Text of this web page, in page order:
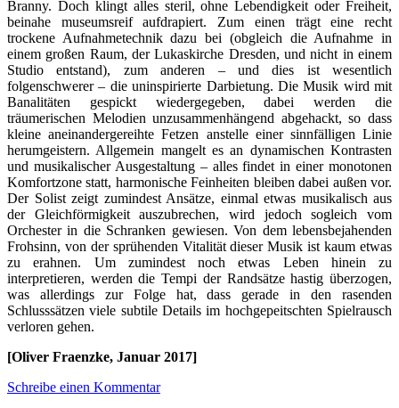
Branny. Doch klingt alles steril, ohne Lebendigkeit oder Freiheit,
beinahe museumsreif aufdrapiert. Zum einen trägt eine recht
trockene Aufnahmetechnik dazu bei (obgleich die Aufnahme in
einem großen Raum, der Lukaskirche Dresden, und nicht in einem
Studio entstand), zum anderen – und dies ist wesentlich
folgenschwerer – die uninspirierte Darbietung. Die Musik wird mit
Banalitäten gespickt wiedergegeben, dabei werden die
träumerischen Melodien unzusammenhängend abgehackt, so dass
kleine aneinandergereihte Fetzen anstelle einer sinnfälligen Linie
herumgeistern. Allgemein mangelt es an dynamischen Kontrasten
und musikalischer Ausgestaltung – alles findet in einer monotonen
Komfortzone statt, harmonische Feinheiten bleiben dabei außen vor.
Der Solist zeigt zumindest Ansätze, einmal etwas musikalisch aus
der Gleichförmigkeit auszubrechen, wird jedoch sogleich vom
Orchester in die Schranken gewiesen. Von dem lebensbejahenden
Frohsinn, von der sprühenden Vitalität dieser Musik ist kaum etwas
zu erahnen. Um zumindest noch etwas Leben hinein zu
interpretieren, werden die Tempi der Randsätze hastig überzogen,
was allerdings zur Folge hat, dass gerade in den rasenden
Schlusssätzen viele subtile Details im hochgepeitschten Spielrausch
verloren gehen.
[Oliver Fraenzke, Januar 2017]
Schreibe einen Kommentar